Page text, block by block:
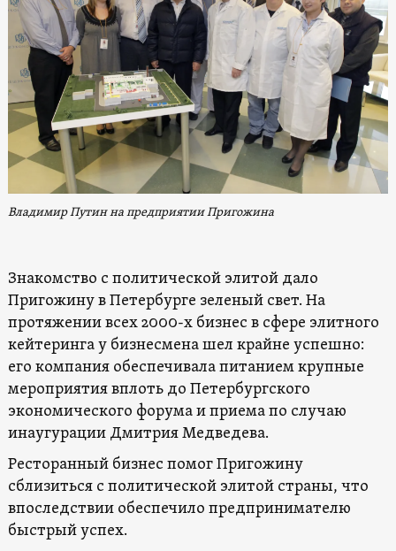
Владимир Путин на предприятии Пригожина
Знакомство с политической элитой дало
Пригожину в Петербурге зеленый свет. На
протяжении всех 2000-х бизнес в сфере элитного
кейтеринга у бизнесмена шел крайне успешно:
его компания обеспечивала питанием крупные
мероприятия вплоть до Петербургского
экономического форума и приема по случаю
инаугурации Дмитрия Медведева.
Ресторанный бизнес помог Пригожину
сблизиться с политической элитой страны, что
впоследствии обеспечило предпринимателю
быстрый успех.